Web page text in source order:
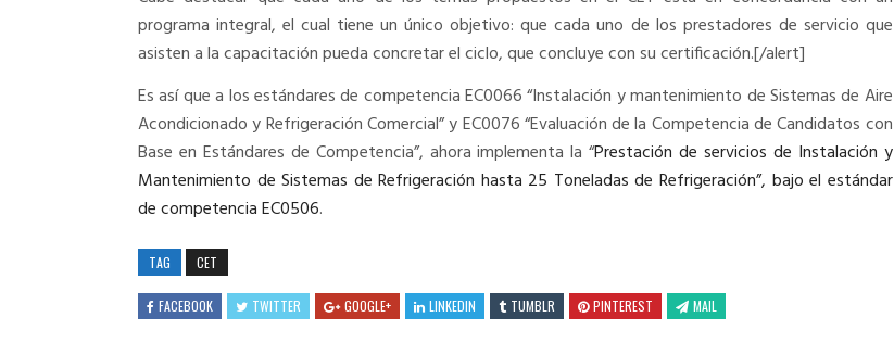
programa integral, el cual tiene un único objetivo: que cada uno de los prestadores de servicio que
asisten a la capacitación pueda concretar el ciclo, que concluye con su certificación.[/alert]
Es así que a los estándares de competencia EC0066 “Instalación y mantenimiento de Sistemas de Aire
Acondicionado y Refrigeración Comercial” y EC0076 “Evaluación de la Competencia de Candidatos con
Base en Estándares de Competencia”, ahora implementa la “Prestación de servicios de Instalación y
Mantenimiento de Sistemas de Refrigeración hasta 25 Toneladas de Refrigeración”, bajo el estándar
de competencia EC0506.
TAG CET
FACEBOOK TWITTER GOOGLE+ LINKEDIN TUMBLR PINTEREST MAIL